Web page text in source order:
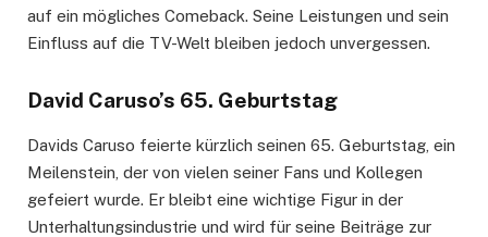
auf ein mögliches Comeback. Seine Leistungen und sein
Einfluss auf die TV-Welt bleiben jedoch unvergessen.
David Caruso’s 65. Geburtstag
Davids Caruso feierte kürzlich seinen 65. Geburtstag, ein
Meilenstein, der von vielen seiner Fans und Kollegen
gefeiert wurde. Er bleibt eine wichtige Figur in der
Unterhaltungsindustrie und wird für seine Beiträge zur